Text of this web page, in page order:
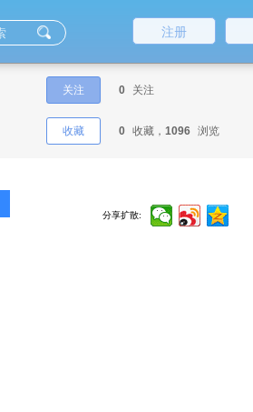
注册
关注 0 关注
收藏 0 收藏， 1096 浏览
分享扩散: